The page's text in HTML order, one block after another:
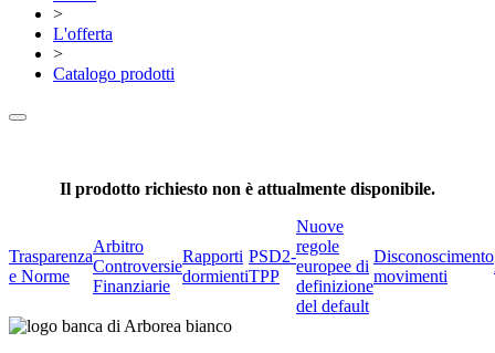
>
L'offerta
>
Catalogo prodotti
Il prodotto richiesto non è attualmente disponibile.
Trasparenza
e Norme
Arbitro
Controversie
Finanziarie
Rapporti
dormienti
PSD2-
TPP
Nuove
regole
europee di
definizione
del default
Disconoscimento
movimenti